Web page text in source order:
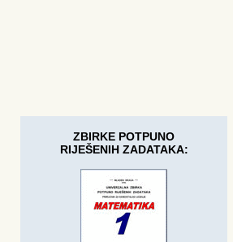
ZBIRKE POTPUNO
RIJEŠENIH ZADATAKA: